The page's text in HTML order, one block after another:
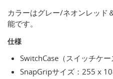
カラーはグレー/ネオンレッド
能です。
仕様
SwitchCase（スイッチケー
SnapGripサイズ：255 x